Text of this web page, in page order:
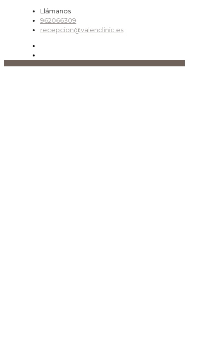
Llámanos
962066309
recepcion@valenclinic.es